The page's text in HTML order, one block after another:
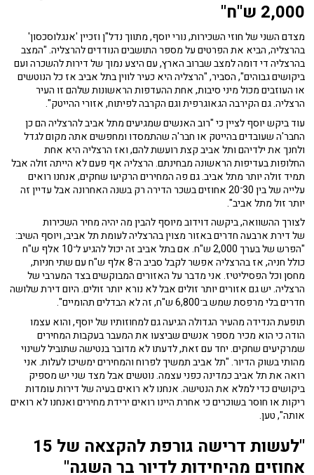
2,000 ש"ח"
מצדם השני של חוזי השכירות, נורי יוסף, מתווך נדל"ן וזכיין 'אנגלוסכסון'
בהרצליה, הביא את הפרטים על מספר התושבים הנודדים להרצליה. "המצב
בהרצליה די דומה למצב שברוב הארץ, עם היצע נמוך של דירות להשכרה ועם
ביקושים גבוהים", הסביר, "הרצליה היא כעיר לווין בתל אביב אז כל הנוטשים
או העוזבים מכול מיני סיבות, אחת ההעדפות הראשונות שלהם זו העיר
הרצליה. גם הקירבה הגאוגרפית וגם הקרבה לפיתוח, אזורי ההייטק".
עוד ביקש יוסף לציין כי "רוב האנשים שמגיעים מתל אביב להרצליה הם כן
החבר'ה שעובדים בהייטק או חבר'ה שהתמסדו ומחפשים אתה מקום לגדל
ולחנך את ילדיהם ותל אביב קצת רועשת להם, ואז הרצליה היא אחת
החלופות בעדיפות הראשונה מבחינתם. הרצליה אף פעם לא הייתה זולה אבל
תמיד זולה יותר מתל אביב. גם פה המחירים הרקיעו שחקים, אנחנו רואים
עלייה של בין 30־20 אחוזים בשכר הדירה רק בשנה האחרונה אבל עדיין זה
יותר זול מתל אביב".
לצורך ההשוואה, ביקשה דוידוב מיוסף להבין מה יהיה מחיר השכירות
של דירת ארבעה חדרים באזור מצוין בהרצליה לעומת תל אביב, ויוסף השיב:
"הפרש של בערך 2,000 ש"ח. אם בתל אביב זה יכול להגיע ל־10 אלף ש"ח
כולל חניה, אז בהרצליה אפשר לקבל סביב ה־8 אלף ש"ח עם שתי חניות,
מחסן וכל הפסיליטיז. אני מדבר על האזורים המבוקשים בצד המערבי של
הרצליה. יש גם אזורים יותר זולים אבל לא נורא יותר זולים. היום דירת שלושה
חדרים בלי מרפסת שמש ב־6,800 ש"ח, זה לא הבדלים תהומיים".
תופעת הנדידה מהעיר הגדולה הגיעה גם למחוזותיו של יוסף, והוא עצמו
הודה כי הוא מכיר מספר אנשים שביצעו את המעבר בעקבות המחירים
שמרקיעים שחקים. יחד עם זאת, לדעתו לא מדובר בנטישה שתוביל לשינוי
מהותי בשוק הדיור. "תל אביב תמשיך לפרוח והמחירים ימשיכו לעלות. אני
רואה את תל אביב כמדינה כפני עצמה. נוטשים אבל מצד שני יש מספיק
ביקושים כדי למלא את הנטישה. אנחנו לא רואים בעיה של דירות עומדות
ריקות או חוסר בשוכרים כי אחרת היינו רואים ירידת מחירים ואנחנו לא רואים
אותה", טען.
"לעשות דרישה גורפת להקצאה של 15
אחוזים מהיחידות לדיור בר השגה"